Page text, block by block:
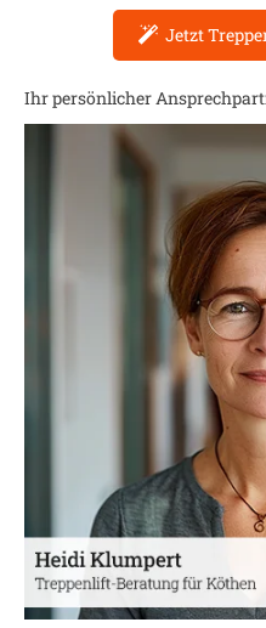
Jetzt
Ihr persönlicher